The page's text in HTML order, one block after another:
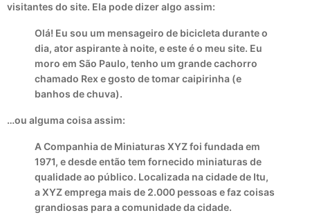
visitantes do site. Ela pode dizer algo assim:
Olá! Eu sou um mensageiro de bicicleta durante o
dia, ator aspirante à noite, e este é o meu site. Eu
moro em São Paulo, tenho um grande cachorro
chamado Rex e gosto de tomar caipirinha (e
banhos de chuva).
…ou alguma coisa assim:
A Companhia de Miniaturas XYZ foi fundada em
1971, e desde então tem fornecido miniaturas de
qualidade ao público. Localizada na cidade de Itu,
a XYZ emprega mais de 2.000 pessoas e faz coisas
grandiosas para a comunidade da cidade.